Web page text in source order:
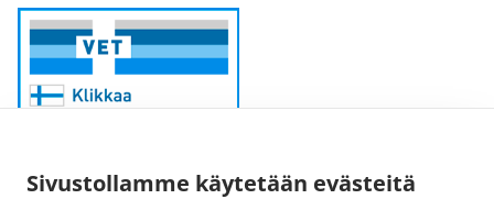
Sivustollamme käytetään evästeitä